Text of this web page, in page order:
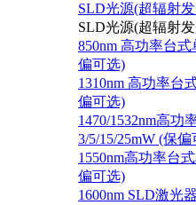
SLD光源(超辐射
SLD光源(超辐射
850nm 高功率台式
偏可选)
1310nm 高功率台
偏可选)
1470/1532nm高功
3/5/15/25mW (保偏
1550nm高功率台
偏可选)
1600nm SLD激光